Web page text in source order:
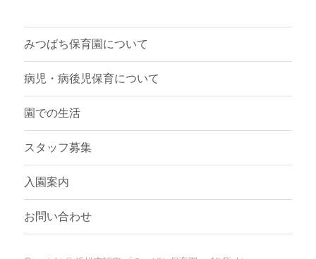
象:
みつばち保育園について
病児・病後児保育について
園での生活
スタッフ募集
入園案内
お問い合わせ